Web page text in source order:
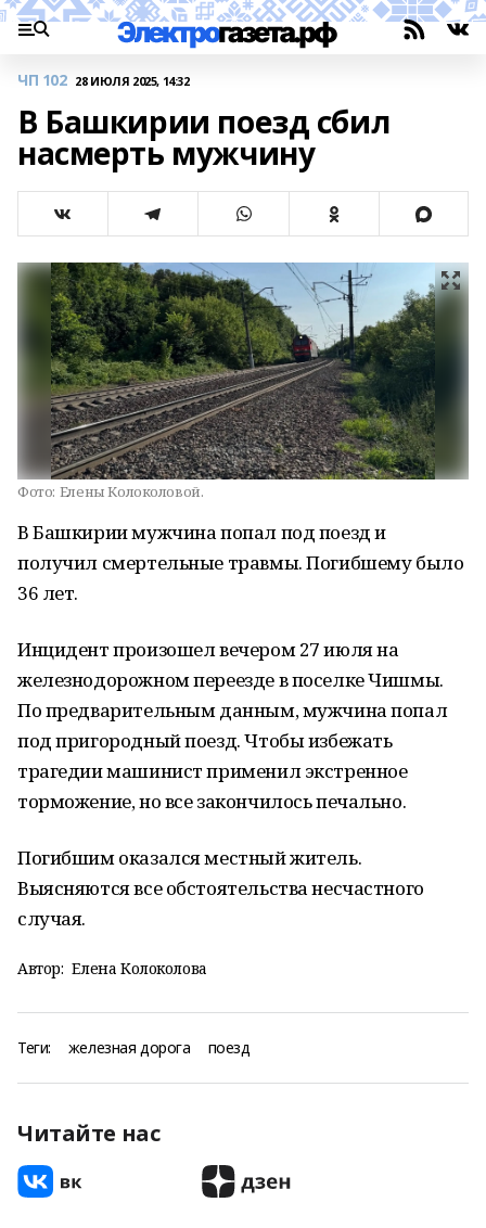
ЧП 102 28 ИЮЛЯ 2025, 14:32
В Башкирии поезд сбил
насмерть мужчину
Фото: Елены Колоколовой.
В Башкирии мужчина попал под поезд и
получил смертельные травмы. Погибшему было
36 лет.
Инцидент произошел вечером 27 июля на
железнодорожном переезде в поселке Чишмы.
По предварительным данным, мужчина попал
под пригородный поезд. Чтобы избежать
трагедии машинист применил экстренное
торможение, но все закончилось печально.
Погибшим оказался местный житель.
Выясняются все обстоятельства несчастного
случая.
Автор: Елена Колоколова
Теги: железная дорога поезд
Читайте нас